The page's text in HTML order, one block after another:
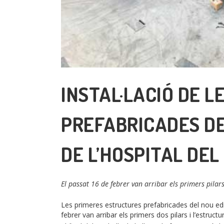
INSTAL·LACIÓ DE
PREFABRICADES
DE L’HOSPITAL
El passat 16 de febrer van arribar els primers
Les primeres estructures prefabricades del nou
febrer van arribar els primers dos pilars i